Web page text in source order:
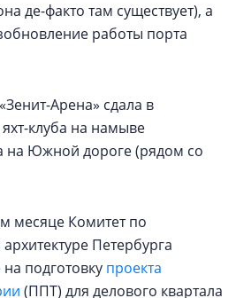
де-факто там существует), а
работы порта
Арена» сдала в
клуба на намыве
на Южной дороге (рядом со
месяце Комитет по
Петербурга
подготовку проекта
(ППТ) для делового квартала